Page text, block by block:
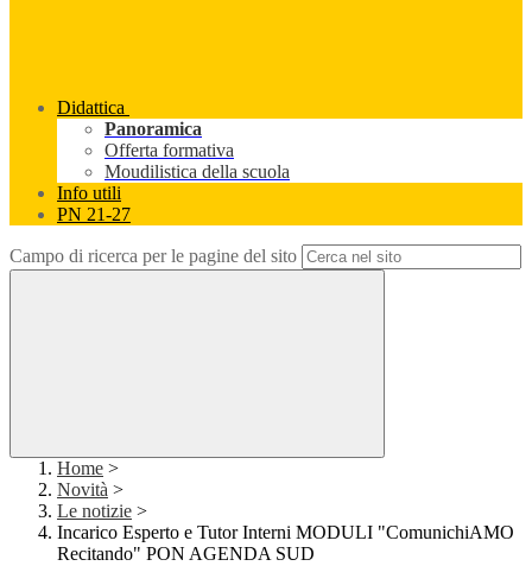
Didattica
Panoramica
Offerta formativa
Moudilistica della scuola
Info utili
PN 21-27
Campo di ricerca per le pagine del sito
Home >
Novità >
Le notizie >
Incarico Esperto e Tutor Interni MODULI "ComunichiAMO
Recitando" PON AGENDA SUD